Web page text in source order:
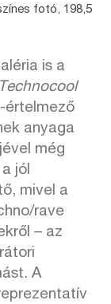
fotó, 198,5
is a
Technocool
értelmező
anyaga
még
jól
mivel a
rave
– az
A